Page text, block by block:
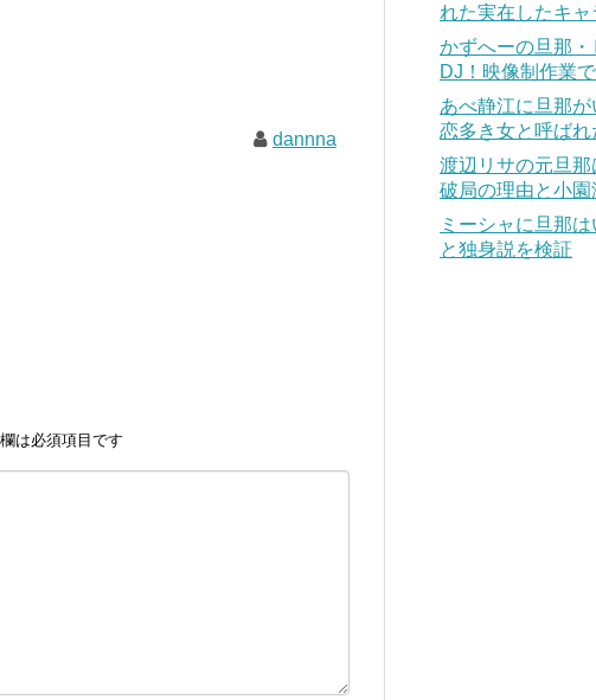
dannna
は必須項目です
れた実在したキ
かずへーの旦那
DJ！映像制作業
あべ静江に旦那が
恋多き女と呼ばれ
渡辺リサの元旦
破局の理由と小
ミーシャに旦那
と独身説を検証